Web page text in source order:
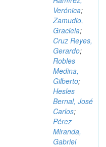
Verónica;
Zamudio,
Graciela;
Cruz Reyes,
Gerardo;
Robles
Medina,
Gilberto;
Hesles
Bernal, José
Carlos;
Pérez
Miranda,
Gabriel